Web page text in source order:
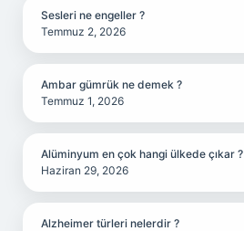
Sesleri ne engeller ?
Temmuz 2, 2026
Ambar gümrük ne demek ?
Temmuz 1, 2026
Alüminyum en çok hangi ülkede çıkar ?
Haziran 29, 2026
Alzheimer türleri nelerdir ?